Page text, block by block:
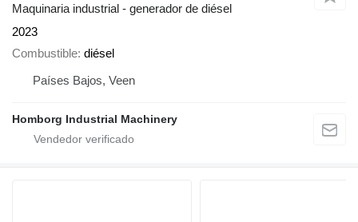
Maquinaria industrial - generador de diésel
2023
Combustible diésel
Países Bajos, Veen
Homborg Industrial Machinery